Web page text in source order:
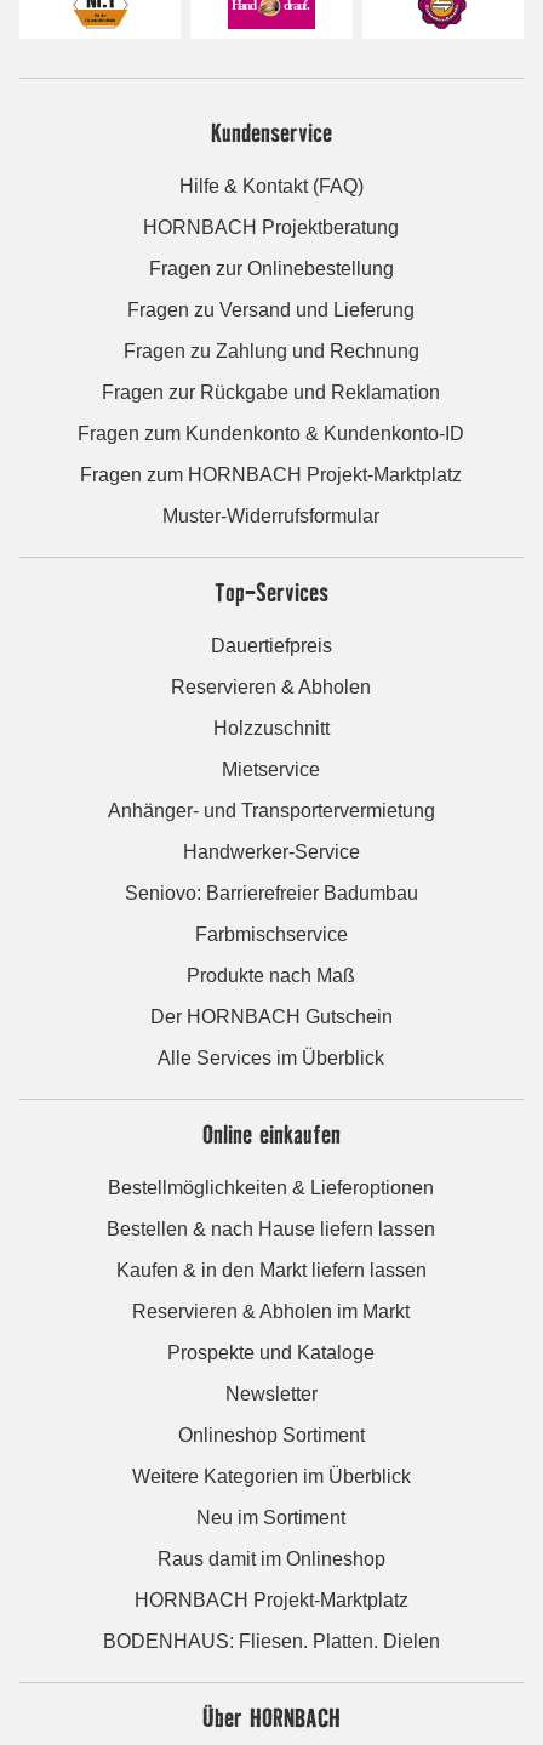
Kundenservice
Hilfe & Kontakt (FAQ)
HORNBACH Projektberatung
Fragen zur Onlinebestellung
Fragen zu Versand und Lieferung
Fragen zu Zahlung und Rechnung
Fragen zur Rückgabe und Reklamation
Fragen zum Kundenkonto & Kundenkonto-ID
Fragen zum HORNBACH Projekt-Marktplatz
Muster-Widerrufsformular
Top-Services
Dauertiefpreis
Reservieren & Abholen
Holzzuschnitt
Mietservice
Anhänger- und Transportervermietung
Handwerker-Service
Seniovo: Barrierefreier Badumbau
Farbmischservice
Produkte nach Maß
Der HORNBACH Gutschein
Alle Services im Überblick
Online einkaufen
Bestellmöglichkeiten & Lieferoptionen
Bestellen & nach Hause liefern lassen
Kaufen & in den Markt liefern lassen
Reservieren & Abholen im Markt
Prospekte und Kataloge
Newsletter
Onlineshop Sortiment
Weitere Kategorien im Überblick
Neu im Sortiment
Raus damit im Onlineshop
HORNBACH Projekt-Marktplatz
BODENHAUS: Fliesen. Platten. Dielen
Über HORNBACH